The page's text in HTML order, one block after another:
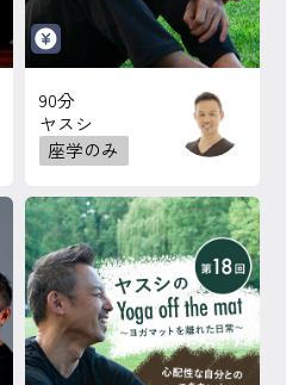
90分
ヤスシ
座学のみ